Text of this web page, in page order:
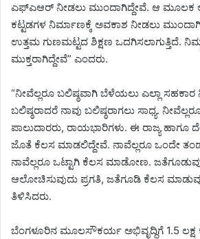
ಎಫ್ಎಆರ್ ನೀಡಲು ಮುಂದಾಗಿದ್ದೇವೆ. ಆ
ಕಟ್ಟಡಗಳ ನಿರ್ಮಾಣಕ್ಕೆ ಅವಕಾಶ ನೀಡಲು
ಉತ್ತಮ ಗುಣಮಟ್ಟದ ಶಿಕ್ಷಣ ಒದಗಿಸಲಾಗುತ್ತಿದೆ.
ಮುಕ್ತರಾಗಿದ್ದೇವೆ” ಎಂದರು.
“ನೀವೆಲ್ಲರೂ ಬಲಿಷ್ಠವಾಗಿ ಬೆಳೆಯಲು ಎಲ್ಲಾ ಸಹಕಾರ
ಬಲಿಷ್ಠರಾದರೆ ನಾವು ಬಲಿಷ್ಠರಾಗಲು ಸಾಧ್ಯ.
ಪಾಲುದಾರರು, ರಾಯಭಾರಿಗಳು. ಈ ರಾಜ್ಯ ಹಾಗೂ
ಜೊತೆ ಕೆಲಸ ಮಾಡಲಿದ್ದೇವೆ. ನಾವೆಲ್ಲರೂ ಒಂದೇ
ನಾವೆಲ್ಲರೂ ಒಟ್ಟಾಗಿ ಕೆಲಸ ಮಾಡೋಣ.
ಆಲೋಚಿಸುವುದು ಪ್ರಗತಿ, ಜತೆಗೂಡಿ ಕೆಲಸ
ತಿಳಿಸಿದರು.
ಬೆಂಗಳೂರಿನ ಮೂಲಸೌಕರ್ಯ ಅಭಿವೃದ್ಧಿಗೆ 1.5 ಲಕ್ಷ